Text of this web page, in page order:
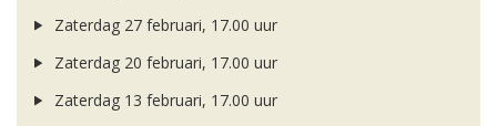
Zaterdag 27 februari, 17.00 uur
Zaterdag 20 februari, 17.00 uur
Zaterdag 13 februari, 17.00 uur